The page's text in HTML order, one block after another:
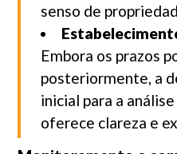
senso de
Embora os prazos
posteriormente, a
inicial para a
oferece clareza e